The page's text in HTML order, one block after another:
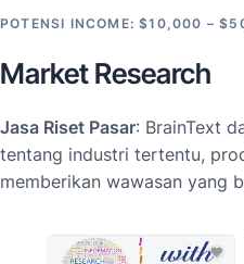
POTENSI INCOME: $10,000 –
Market Research
Jasa Riset Pasar: BrainText
tentang industri tertentu,
memberikan wawasan yang